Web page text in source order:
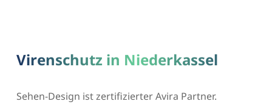
Virenschutz in Niederkassel
Sehen-Design ist zertifizierter Avira Partner.